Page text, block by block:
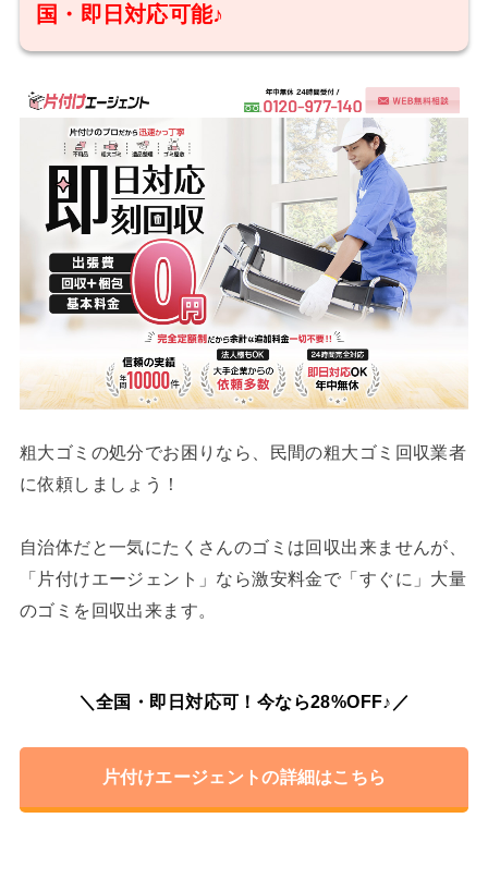
国・即日対応可能♪
粗大ゴミの処分でお困りなら、民間の粗大ゴミ回収業者
に依頼しましょう！
自治体だと一気にたくさんのゴミは回収出来ませんが、
「片付けエージェント」なら激安料金で「すぐに」大量
のゴミを回収出来ます。
＼全国・即日対応可！今なら28%OFF♪／
片付けエージェントの詳細はこちら